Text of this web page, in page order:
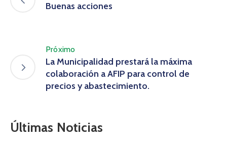
Buenas acciones
Próximo
La Municipalidad prestará la máxima
colaboración a AFIP para control de
precios y abastecimiento.
Últimas Noticias